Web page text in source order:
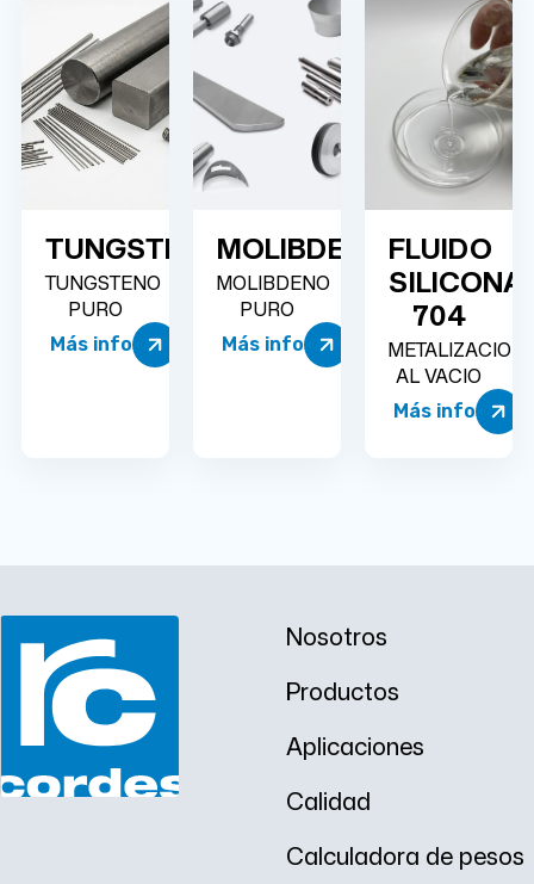
TUNGSTENO
TUNGSTENO
PURO
Más info
MOLIBDENO
MOLIBDENO
PURO
Más info
FLUIDO
SILICONA
704
METALIZACION
AL VACIO
Más info
Nosotros
Productos
Aplicaciones
Calidad
Calculadora de pesos